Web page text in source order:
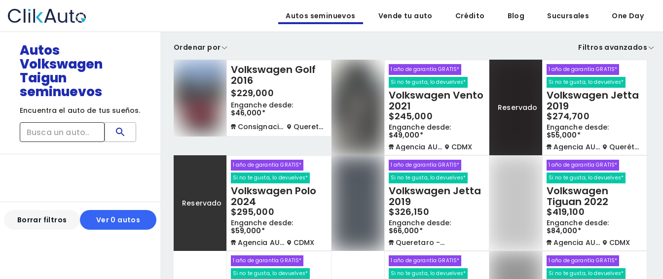
Autos seminuevos Vende tu auto Crédito Blog Sucursales One Day
Autos
Volkswagen
Taigun
seminuevos
Encuentra el auto de tus sueños.
Borrar filtros Ver 0 autos
Ordenar por Filtros avanzados
Volkswagen Golf
2016
$229,000
Enganche desde:
$46,000*
Consignación virtual
Queretaro
1 año de garantía GRATIS*
Si no te gusta, lo devuelves*
Volkswagen Vento
2021
$245,000
Enganche desde:
$49,000*
Agencia AUTOCOM
CDMX
Reservado
1 año de garantía GRATIS*
Si no te gusta, lo devuelves*
Volkswagen Jetta
2019
$274,700
Enganche desde:
$55,000*
Agencia AUTOCOM
Querétaro
Reservado
1 año de garantía GRATIS*
Si no te gusta, lo devuelves*
Volkswagen Polo
2024
$295,000
Enganche desde:
$59,000*
Agencia AUTOCOM
CDMX
1 año de garantía GRATIS*
Si no te gusta, lo devuelves*
Volkswagen Jetta
2019
$326,150
Enganche desde:
$66,000*
Queretaro - La Capilla
1 año de garantía GRATIS*
Si no te gusta, lo devuelves*
Volkswagen
Tiguan 2022
$419,100
Enganche desde:
$84,000*
Agencia AUTOCOM
CDMX
1 año de garantía GRATIS*
Si no te gusta, lo devuelves*
1 año de garantía GRATIS*
Si no te gusta, lo devuelves*
1 año de garantía GRATIS*
Si no te gusta, lo devuelves*